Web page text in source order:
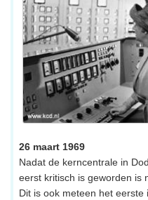
26 maart 1969
Nadat de kerncentrale in
eerst kritisch is geworden is
Dit is ook meteen het